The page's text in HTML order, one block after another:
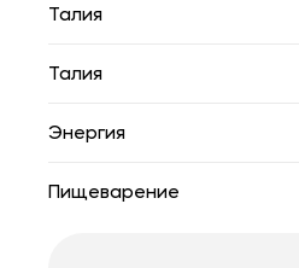
Талия
Талия
Энергия
Пищеварение